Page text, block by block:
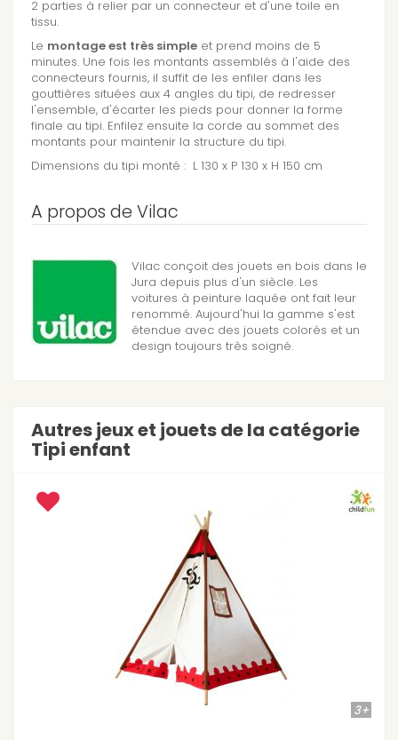
2 parties à relier par un connecteur et d'une toile en
tissu.
Le montage est très simple et prend moins de 5
minutes. Une fois les montants assemblés à l'aide des
connecteurs fournis, il suffit de les enfiler dans les
gouttières situées aux 4 angles du tipi, de redresser
l'ensemble, d'écarter les pieds pour donner la forme
finale au tipi. Enfilez ensuite la corde au sommet des
montants pour maintenir la structure du tipi.
Dimensions du tipi monté : L 130 x P 130 x H 150 cm
A propos de Vilac
Vilac conçoit des jouets en bois dans le
Jura depuis plus d'un siècle. Les
voitures à peinture laquée ont fait leur
renommé. Aujourd'hui la gamme s'est
étendue avec des jouets colorés et un
design toujours très soigné.
Autres jeux et jouets de la catégorie
Tipi enfant